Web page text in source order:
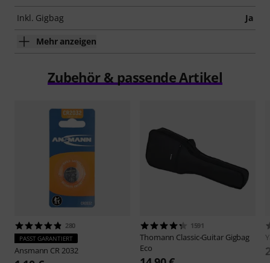
Inkl. Gigbag Ja
Mehr anzeigen
Zubehör & passende Artikel
280
PASST GARANTIERT
Ansmann CR 2032
1591
Thomann Classic-Guitar Gigbag
Eco